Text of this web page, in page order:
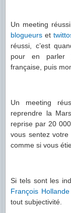
Un meeting
blogueurs et
réussi, c’est
pour en parler
française, puis
Un meeting
reprendre la
reprise par 20
vous sentez votre
comme si vous
Si tels sont les
François Hollande
tout subjectivité.